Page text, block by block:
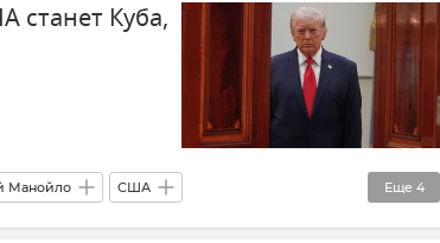
станет Куба,
Еще 4
Манойло США
Куба Дональд Трамп